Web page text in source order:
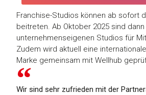
Franchise-Studios können ab sofort
beitreten. Ab Oktober 2025 sind
unternehmenseigenen Studios für
Zudem wird aktuell eine
Marke gemeinsam mit Wellhub
Wir sind sehr zufrieden mit der